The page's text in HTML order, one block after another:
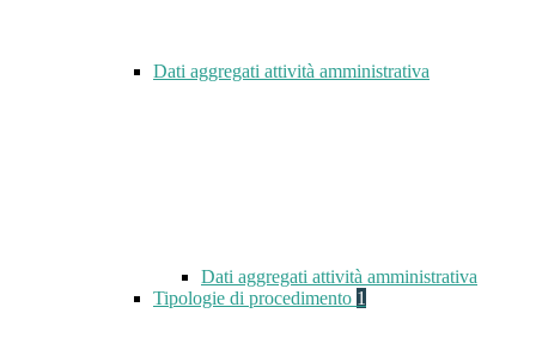
Dati aggregati attività amministrativa
Dati aggregati attività amministrativa
Tipologie di procedimento 1